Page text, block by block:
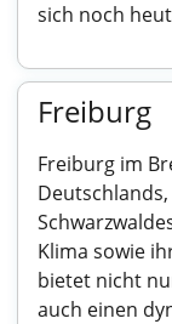
sich noch
Freiburg
Freiburg im
Klima sowie
bietet nicht
auch einen